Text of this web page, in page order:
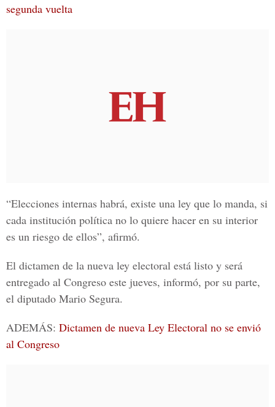
segunda vuelta
“Elecciones internas habrá, existe una ley que lo manda, si
cada institución política no lo quiere hacer en su interior
es un riesgo de ellos”, afirmó.
El dictamen de la nueva ley electoral está listo y será
entregado al Congreso este jueves, informó, por su parte,
el diputado Mario Segura.
ADEMÁS: Dictamen de nueva Ley Electoral no se envió
al Congreso